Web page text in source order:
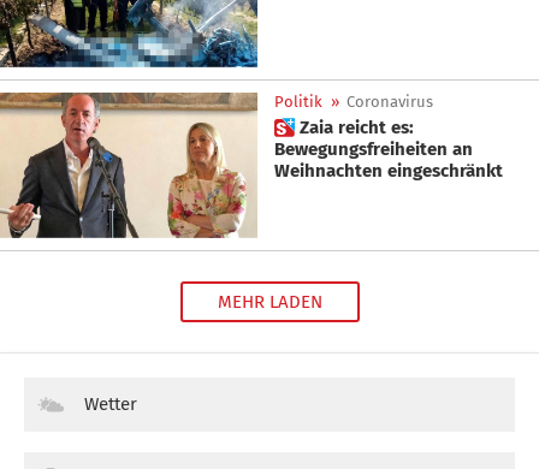
Politik » Coronavirus
 Zaia reicht es:
Bewegungsfreiheiten an
Weihnachten eingeschränkt
MEHR LADEN
Wetter